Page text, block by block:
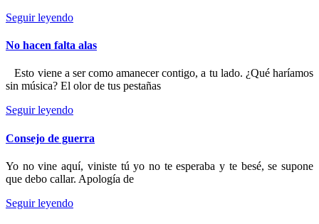
Seguir leyendo
No hacen falta alas
Esto viene a ser como amanecer contigo, a tu lado. ¿Qué haríamos
sin música? El olor de tus pestañas
Seguir leyendo
Consejo de guerra
Yo no vine aquí, viniste tú yo no te esperaba y te besé, se supone
que debo callar. Apología de
Seguir leyendo